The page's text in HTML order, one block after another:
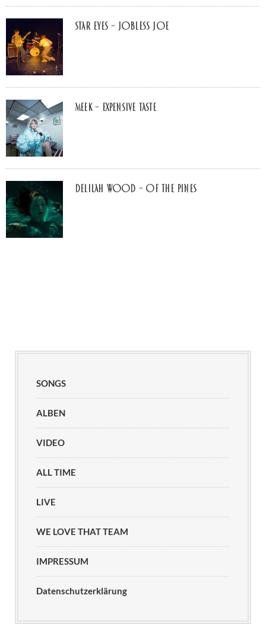
Star Eyes – Jobless Joe
MEEK – Expensive Taste
Delilah Wood – of the pines
SONGS
ALBEN
VIDEO
ALL TIME
LIVE
WE LOVE THAT TEAM
IMPRESSUM
Datenschutzerklärung